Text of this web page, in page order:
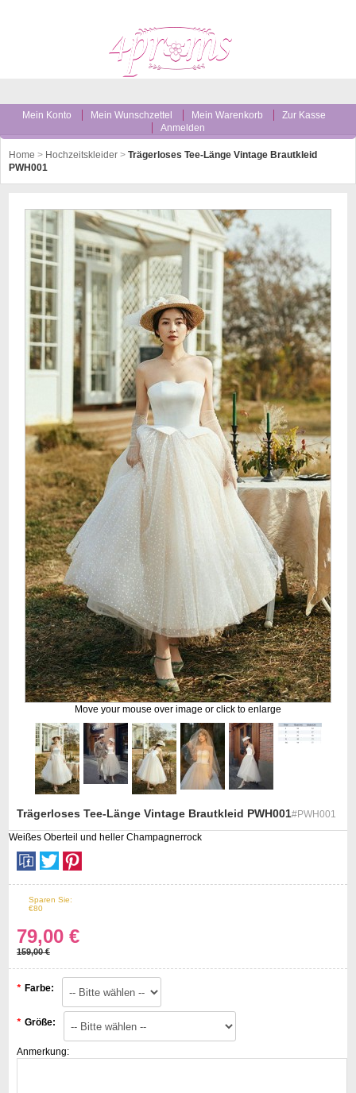
Mein Konto Mein Wunschzettel Mein Warenkorb
Zur Kasse
Anmelden
Home > Hochzeitskleider > Trägerloses Tee-Länge Vintage Brautkleid
PWH001
Trägerloses Tee-Länge Vintage Brautkleid PWH001#PWH001
Weißes Oberteil und heller Champagnerrock
79,00 €
159,00 €
Sparen Sie:
€80
* Farbe:
* Größe:
Anmerkung:
Move your mouse over image or click to enlarge